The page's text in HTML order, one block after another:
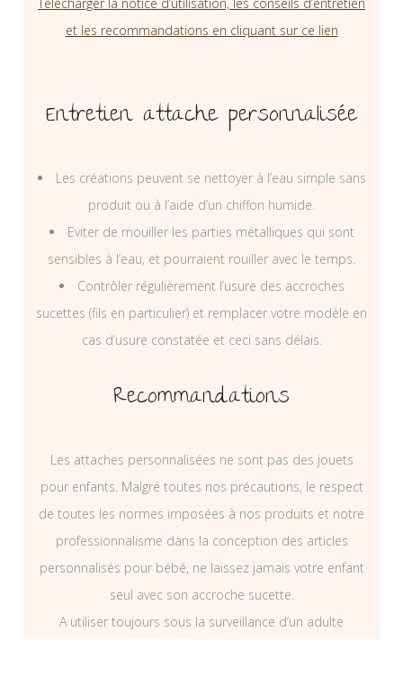
et les recommandations en cliquant sur ce lien
Entretien attache personnalisée
Les créations peuvent se nettoyer à l’eau simple sans
produit ou à l’aide d’un chiffon humide.
Eviter de mouiller les parties métalliques qui sont
sensibles à l’eau, et pourraient rouiller avec le temps.
Contrôler régulièrement l’usure des accroches
sucettes (fils en particulier) et remplacer votre modèle en
cas d’usure constatée et ceci sans délais.
Recommandations
Les attaches personnalisées ne sont pas des jouets
pour enfants. Malgré toutes nos précautions, le respect
de toutes les normes imposées à nos produits et notre
professionnalisme dans la conception des articles
personnalisés pour bébé, ne laissez jamais votre enfant
seul avec son accroche sucette.
A utiliser toujours sous la surveillance d’un adulte